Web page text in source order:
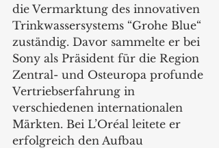
die Vermarktung des innovativen
Trinkwassersystems “Grohe Blue“
zuständig. Davor sammelte er bei
Sony als Präsident für die Region
Zentral- und Osteuropa profunde
Vertriebserfahrung in
verschiedenen internationalen
Märkten. Bei L’Oréal leitete er
erfolgreich den Aufbau